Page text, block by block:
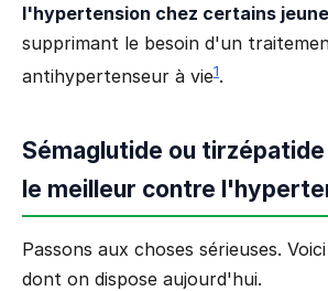
l'hypertension chez certains
supprimant le besoin d'un
antihypertenseur à vie1.
Sémaglutide ou
le meilleur contre
Passons aux choses sérieuses.
dont on dispose aujourd'hui.